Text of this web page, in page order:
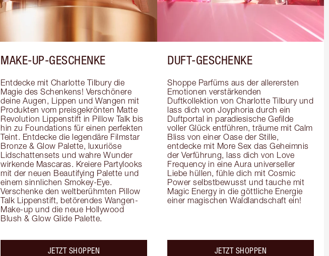
MAKE-UP-GESCHENKE
Entdecke mit Charlotte Tilbury die
Magie des Schenkens! Verschönere
deine Augen, Lippen und Wangen mit
Produkten vom preisgekrönten Matte
Revolution Lippenstift in Pillow Talk bis
hin zu Foundations für einen perfekten
Teint. Entdecke die legendäre Filmstar
Bronze & Glow Palette, luxuriöse
Lidschattensets und wahre Wunder
wirkende Mascaras. Kreiere Partylooks
mit der neuen Beautifying Palette und
einem sinnlichen Smokey-Eye.
Verschenke den weltberühmten Pillow
Talk Lippenstift, betörendes Wangen-
Make-up und die neue Hollywood
Blush & Glow Glide Palette.
JETZT SHOPPEN
DUFT-GESCHENKE
Shoppe Parfüms aus der allerersten
Emotionen verstärkenden
Duftkollektion von Charlotte Tilbury und
lass dich von Joyphoria durch ein
Duftportal in paradiesische Gefilde
voller Glück entführen, träume mit Calm
Bliss von einer Oase der Stille,
entdecke mit More Sex das Geheimnis
der Verführung, lass dich von Love
Frequency in eine Aura universeller
Liebe hüllen, fühle dich mit Cosmic
Power selbstbewusst und tauche mit
Magic Energy in die göttliche Energie
einer magischen Waldlandschaft ein!
JETZT SHOPPEN